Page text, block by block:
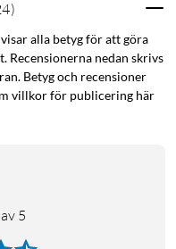
)
alla betyg för att göra
Recensionerna nedan skrivs
Betyg och recensioner
villkor för publicering här
av 5